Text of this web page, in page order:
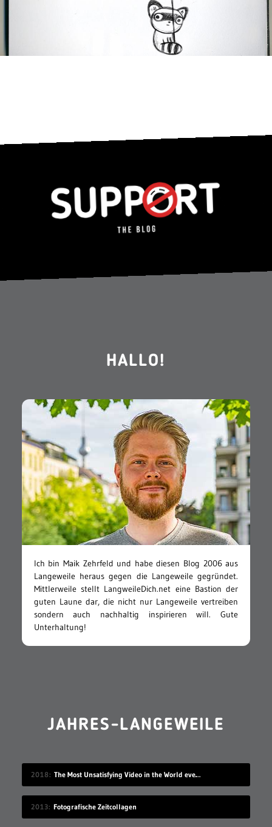
HALLO!
Ich bin Maik Zehrfeld und habe diesen Blog 2006 aus
Langeweile heraus gegen die Langeweile gegründet.
Mittlerweile stellt LangweileDich.net eine Bastion der
guten Laune dar, die nicht nur Langeweile vertreiben
sondern auch nachhaltig inspirieren will. Gute
Unterhaltung!
JAHRES-LANGEWEILE
2018 The Most Unsatisfying Video in the World ever made – part 2
2013 Fotografische Zeitcollagen